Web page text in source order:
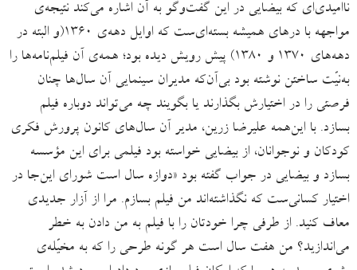
ناامیدی‌ای که بیضایی در این گفت‌وگو به آن اشاره می‌کند نتیجه‌ی
مواجهه با درهای همیشه بسته‌ای‌ست که اوایل دهه‌ی ۱۳۶۰(و البته در
دهه‌های ۱۳۷۰ و ۱۳۸۰) پیش رویش دیده بود؛ همه‌ی آن فیلم‌نامه‌‌ها را
به‌نیّت ساختن نوشته بود بی‌آن‌که مدیران سینمایی آن سال‌ها چنان
فرصتی را در اختیارش بگذارند یا بگویند چه می‌تواند دوباره فیلم
بسازد. با این‌همه علیرضا زرین، مدیر آن سال‌های کانون پرورش فکری
کودکان و نوجوانان، از بیضایی خواسته بود فیلمی برای این مؤسسه
بسازد و بیضایی در جواب گفته بود «دوازه سال است شورای این‌جا در
اختیار کسانی‌ست که نگذاشته‌اند من فیلم بسازم. مرا از آزار جدیدی
معاف کنید. از طرفی چرا خودتان را با فیلم به من دادن به خطر
می‌اندازید؟ من هفت سال است هر گونه طرحی را که به مخیّله‌ی